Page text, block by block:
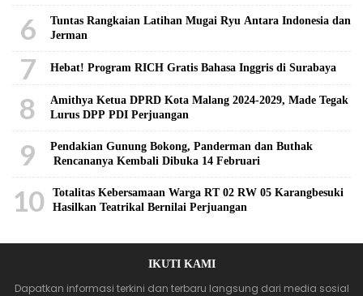
6
Tuntas Rangkaian Latihan Mugai Ryu Antara Indonesia dan
Jerman
7 Hebat! Program RICH Gratis Bahasa Inggris di Surabaya
8
Amithya Ketua DPRD Kota Malang 2024-2029, Made Tegak
Lurus DPP PDI Perjuangan
9
Pendakian Gunung Bokong, Panderman dan Buthak
Rencananya Kembali Dibuka 14 Februari
10
Totalitas Kebersamaan Warga RT 02 RW 05 Karangbesuki
Hasilkan Teatrikal Bernilai Perjuangan
IKUTI KAMI
Dapatkan informasi terkini dan terbaru langsung dari media sosial